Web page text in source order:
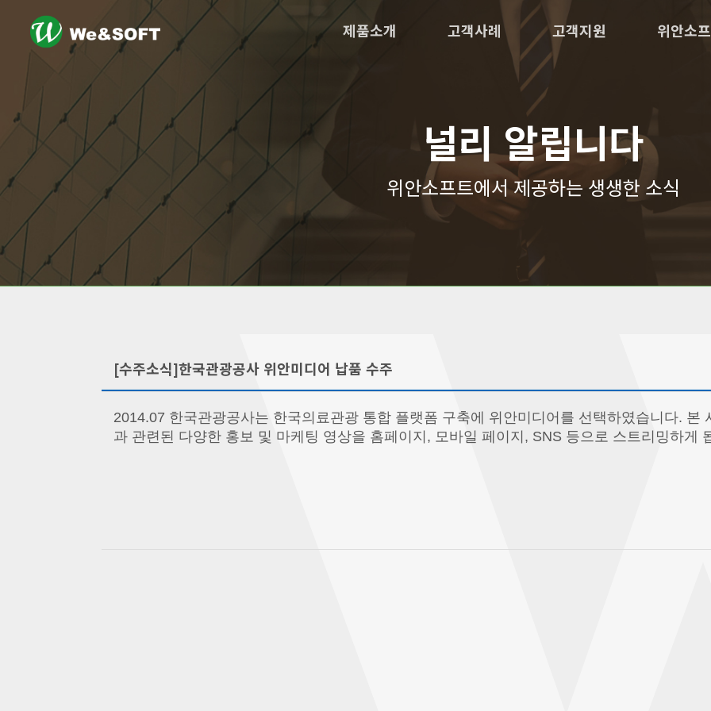
logo
제품소개 고객사례 고객지원 위안소
널리 알립니다
위안소프트에서 제공하는 생생한 소식
[수주소식]한국관광공사 위안미디어 납품 수주
2014.07 한국관광공사는 한국의료관광 통합 플랫폼 구축에 위안미디어를 선택하였습니다. 본
과 관련된 다양한 홍보 및 마케팅 영상을 홈페이지, 모바일 페이지, SNS 등으로 스트리밍하게